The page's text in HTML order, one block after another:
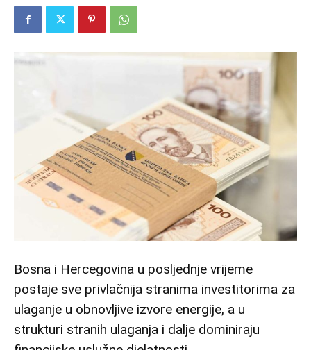
Bosna i Hercegovina u posljednje vrijeme
postaje sve privlačnija stranima investitorima za
ulaganje u obnovljive izvore energije, a u
strukturi stranih ulaganja i dalje dominiraju